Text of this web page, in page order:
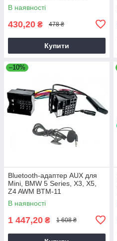
В наявності
430,20 ₴ 478 ₴
Купити
–10%
Bluetooth-адаптер AUX для
Mini, BMW 5 Series, X3, X5,
Z4 AWM BTM-11
В наявності
1 447,20 ₴ 1 608 ₴